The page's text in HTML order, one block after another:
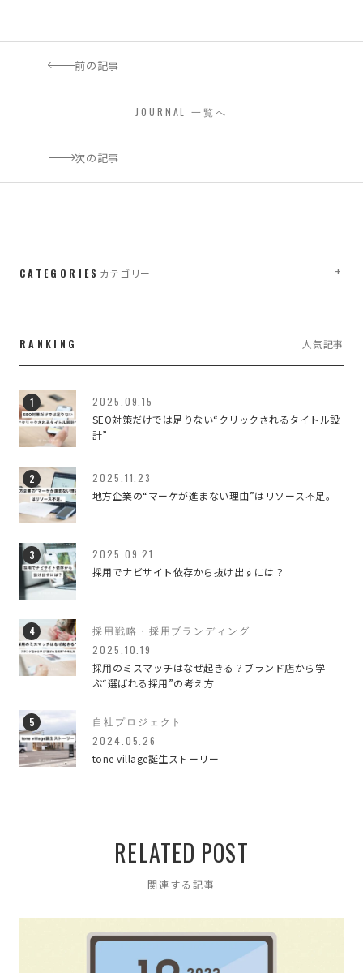
前の記事
JOURNAL 一覧へ
次の記事
CATEGORIES カテゴリー
WEB・WEBブランディング 7
WEBのこと
イベント 2
デザインのこと
ブランディング 42
ブランディングデザイン
ブランディングのこと
マーケティング
仕事のこと
働き方について
すべての記事
RANKING 人気記事
2025.09.15
SEO対策だけでは足りない“クリックされるタイトル設
計”
2025.11.23
地方企業の“マーケが進まない理由”はリソース不足。
2025.09.21
採用でナビサイト依存から抜け出すには？
採用戦略・採用ブランディング
2025.10.19
採用のミスマッチはなぜ起きる？ブランド店から学
ぶ“選ばれる採用”の考え方
自社プロジェクト
2024.05.26
tone village誕生ストーリー
RELATED POST
関連する記事